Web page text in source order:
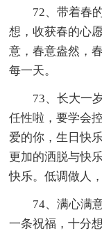
72、带着春
想，收获春的心
意，春意盎然，
每一天。
73、长大一
任性啦，要学会
爱的你，生日快
更加的洒脱与快
快乐。低调做人
74、满心满
一条祝福，十分